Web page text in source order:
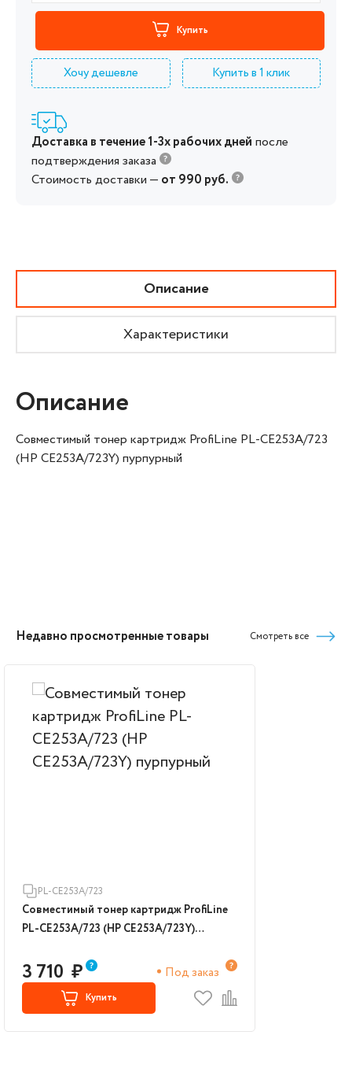
Купить
Хочу дешевле Купить в 1 клик
Доставка в течение 1-3х рабочих дней после
подтверждения заказа
Стоимость доставки — от 990 руб.
Описание
Характеристики
Описание
Совместимый тонер картридж ProfiLine PL-CE253A/723
(HP CE253A/723Y) пурпурный
Недавно просмотренные товары Смотреть все
PL-CE253A/723
Совместимый тонер картридж ProfiLine
PL-CE253A/723 (HP CE253A/723Y)
3 710 ₽ Под заказ
Купить